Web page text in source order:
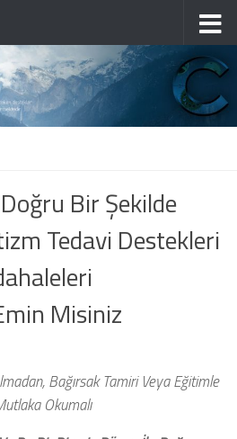
Doğru Bir Şekilde
Tedavi Destekleri
Misiniz
Bağırsak Tamiri Veya Eğitimle
Okumalı